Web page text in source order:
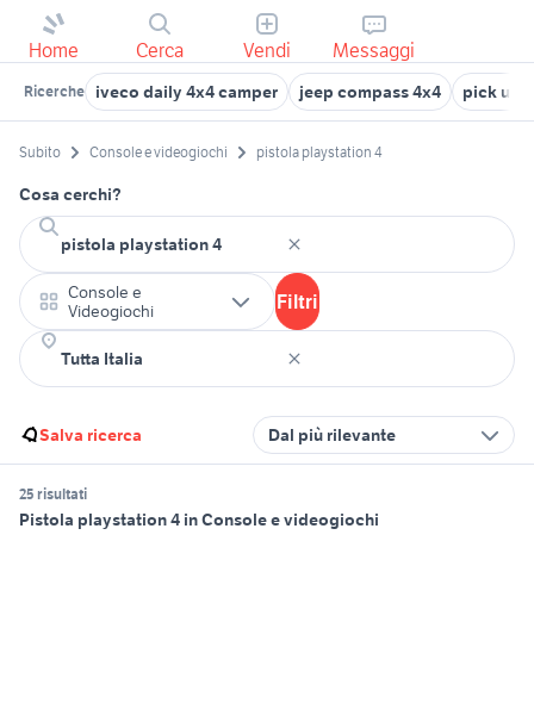
Home Cerca Vendi Messaggi
Ricerche iveco daily 4x4 camper jeep compass 4x4 pick up
Subito Console e videogiochi pistola playstation 4
Cosa cerchi?
Console e
Videogiochi
Filtri
Salva ricerca Dal più rilevante
25 risultati
Pistola playstation 4 in Console e videogiochi